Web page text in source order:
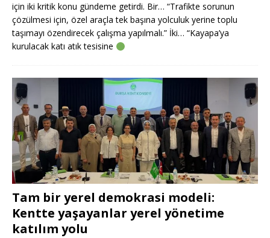
için iki kritik konu gündeme getirdi. Bir… “Trafikte sorunun
çözülmesi için, özel araçla tek başına yolculuk yerine toplu
taşımayı özendirecek çalışma yapılmalı.” İki… “Kayapa’ya
kurulacak katı atık tesisine
Tam bir yerel demokrasi modeli:
Kentte yaşayanlar yerel yönetime
katılım yolu